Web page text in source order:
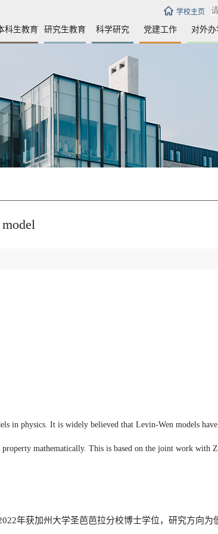
学校主页
科生教育 研究生教育 科学研究 党建工作 对外办
in physics. It is widely believed that Levin-Wen models
mathematically. This is based on the joint work with
年获加州大学圣芭芭拉分校博士学位，研究方向为